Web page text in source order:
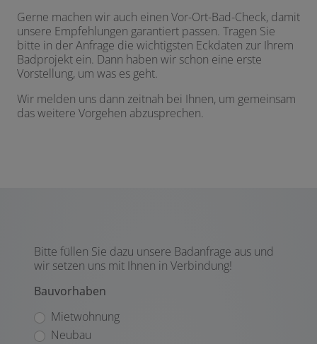
Gerne machen wir auch einen Vor-Ort-Bad-Check, damit
unsere Empfehlungen garantiert passen. Tragen Sie
bitte in der Anfrage die wichtigsten Eckdaten zur Ihrem
Badprojekt ein. Dann haben wir schon eine erste
Vorstellung, um was es geht.
Wir melden uns dann zeitnah bei Ihnen, um gemeinsam
das weitere Vorgehen abzusprechen.
Bitte füllen Sie dazu unsere Badanfrage aus und
wir setzen uns mit Ihnen in Verbindung!
Bauvorhaben
Mietwohnung
Neubau